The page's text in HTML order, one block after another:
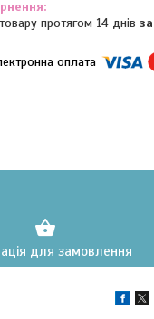
протягом 14 днів
для замовлення